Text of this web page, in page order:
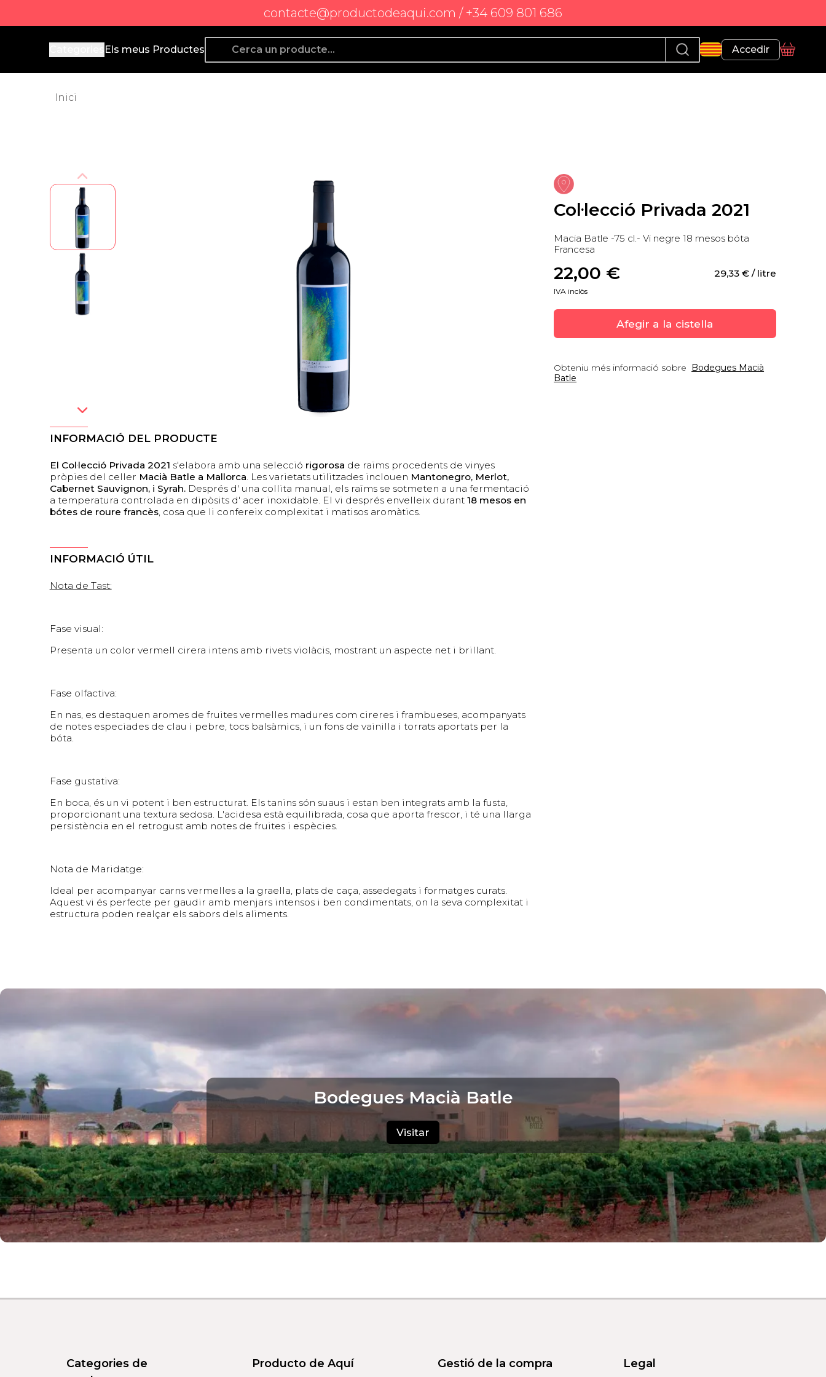
contacte@productodeaqui.com / +34 609 801 686
Producto de Aquí
Els meus Productes Accedir
Perfil
Cistella
Inici
Col·lecció Privada 2021
Macia Batle -75 cl.- Vi negre 18 mesos bóta
Francesa
22,00 € 29,33 € / litre
IVA inclòs
Afegir a la cistella
Obteniu més informació sobre Bodegues Macià
Batle
INFORMACIÓ DEL PRODUCTE
El Col·lecció Privada 2021 s'elabora amb una selecció rigorosa de raïms procedents de vinyes
pròpies del celler Macià Batle a Mallorca. Les varietats utilitzades inclouen Mantonegro, Merlot,
Cabernet Sauvignon, i Syrah.Després d' una collita manual, els raïms se sotmeten a una fermentació
a temperatura controlada en dipòsits d' acer inoxidable. El vi després envelleix durant 18 mesos en
bótes de roure francès, cosa que li confereix complexitat i matisos aromàtics.
INFORMACIÓ ÚTIL
Nota de Tast:
Fase visual:
Presenta un color vermell cirera intens amb rivets violàcis, mostrant un aspecte net i brillant.
Fase olfactiva:
En nas, es destaquen aromes de fruites vermelles madures com cireres i frambueses, acompanyats
de notes especiades de clau i pebre, tocs balsàmics, i un fons de vainilla i torrats aportats per la
bóta.
Fase gustativa:
En boca, és un vi potent i ben estructurat. Els tanins són suaus i estan ben integrats amb la fusta,
proporcionant una textura sedosa. L'acidesa està equilibrada, cosa que aporta frescor, i té una llarga
persistència en el retrogust amb notes de fruites i espècies.
Nota de Maridatge:
Ideal per acompanyar carns vermelles a la graella, plats de caça, assedegats i formatges curats.
Aquest vi és perfecte per gaudir amb menjars intensos i ben condimentats, on la seva complexitat i
estructura poden realçar els sabors dels aliments.
Bodegues Macià Batle
Visitar
Categories de
Producto de Aquí Gestió de la compra Legal